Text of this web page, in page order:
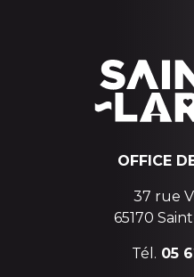
OFFICE
37 rue
65170
Tél. 05